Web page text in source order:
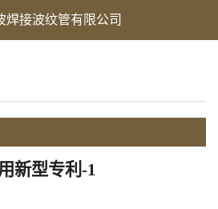
有限公司网站！
焊接波纹管有限公司
新型专利-1